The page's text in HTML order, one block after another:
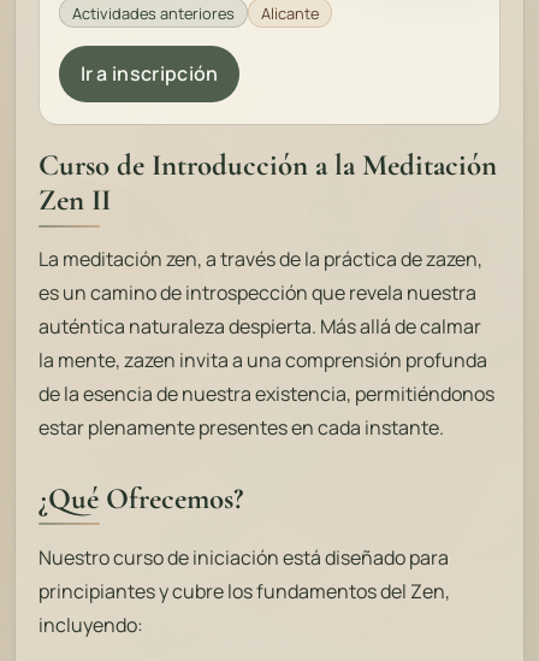
Actividades anteriores Alicante
Ir a inscripción
Curso de Introducción a la Meditación
Zen II
La meditación zen, a través de la práctica de zazen,
es un camino de introspección que revela nuestra
auténtica naturaleza despierta. Más allá de calmar
la mente, zazen invita a una comprensión profunda
de la esencia de nuestra existencia, permitiéndonos
estar plenamente presentes en cada instante.
¿Qué Ofrecemos?
Nuestro curso de iniciación está diseñado para
principiantes y cubre los fundamentos del Zen,
incluyendo: